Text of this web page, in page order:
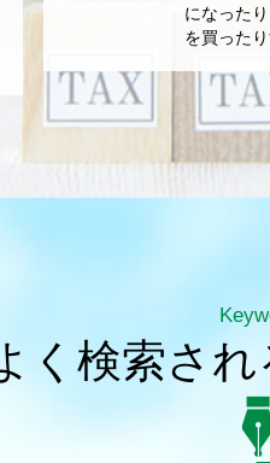
になった
を買った
く検索さ